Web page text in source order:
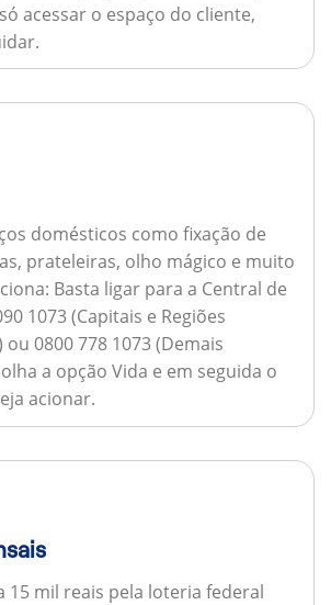
acessar o espaço do cliente,
domésticos como fixação de
prateleiras, olho mágico e muito
Basta ligar para a Central de
1073 (Capitais e Regiões
0800 778 1073 (Demais
a opção Vida e em seguida o
acionar.
15 mil reais pela loteria federal